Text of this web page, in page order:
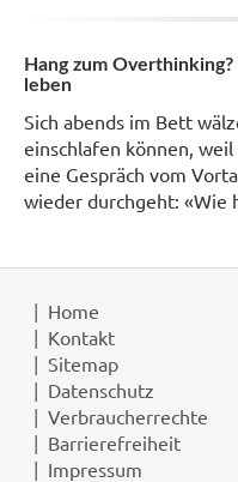
Hang zum
leben
Sich abends im Bett
einschlafen können, weil
eine Gespräch vom
wieder durchgeht: «Wie
Home
Kontakt
Sitemap
Datenschutz
Verbraucherrechte
Barrierefreiheit
Impressum